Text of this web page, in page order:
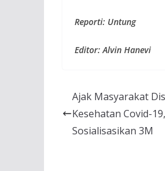
Reporti: Untung
Editor: Alvin Hanevi
Ajak Masyarakat
Kesehatan Covid-
Sosialisasikan 3M